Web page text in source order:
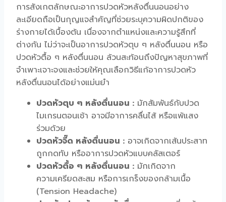
การสังเกตลักษณะอาการปวดหัวหลังตื่นนอนอย่าง
ละเอียดถือเป็นกุญแจสำคัญที่ช่วยระบุความผิดปกติของ
ร่างกายได้เบื้องต้น เนื่องจากตำแหน่งและความรู้สึกที่
ต่างกัน ไม่ว่าจะเป็นอาการปวดหัวตุบ ๆ หลังตื่นนอน หรือ
ปวดหัวตื้อ ๆ หลังตื่นนอน ล้วนสะท้อนถึงปัญหาสุขภาพที่
จำเพาะเจาะจงและช่วยให้คุณเลือกวิธีแก้อาการปวดหัว
หลังตื่นนอนได้อย่างแม่นยำ
ปวดหัวตุบ ๆ หลังตื่นนอน : มักสัมพันธ์กับปวด
ไมเกรนตอนเช้า อาจมีอาการคลื่นไส้ หรือแพ้แสง
ร่วมด้วย
ปวดหัวจี๊ด หลังตื่นนอน : อาจเกิดจากเส้นประสาท
ถูกกดทับ หรืออาการปวดหัวแบบคลัสเตอร์
ปวดหัวตื้อ ๆ หลังตื่นนอน : มักเกิดจาก
ความเครียดสะสม หรือการเกร็งของกล้ามเนื้อ
(Tension Headache)